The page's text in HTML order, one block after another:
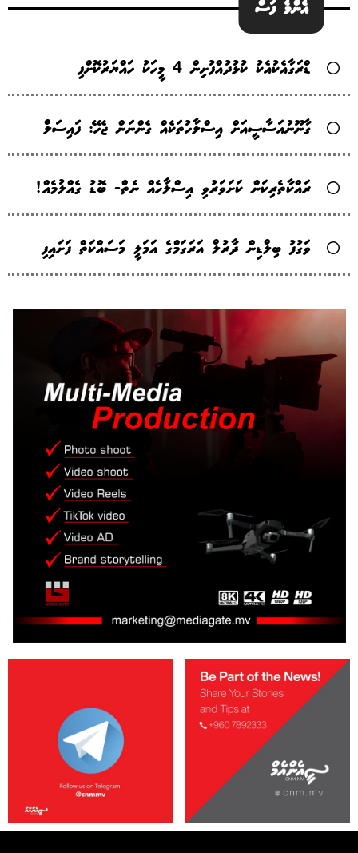
އެންމެ ފަސް
ޑްރަގާއެކުއެކު ކުޅުދުއްފުށިން 4 މީހަކު ހައްޔަރުކޮށްފި
ގާނޫނުއަސާސީއަށް އިސްލާހުތަކެއް ގެންނަން ޖެހޭ: ފައިސަލް
ރައްކާތެރިކަން ކަށަވަރުވި އިސްލާހެއް ނެތް- ބޮޑު ގެއްލުމެއް!
ވަގުފު ބިލްޑިން ދާރުލް އަރަގަމްގެ އަމަލީ މަސައްކަތް ފަށައިފި